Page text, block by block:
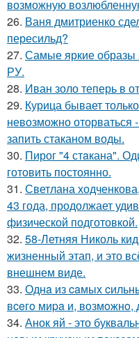
возможную
26. Ваня дмитриенко
пересильд?
27. Самые яркие образы
РУ.
28. Иван золо теперь в
29. Курица бывает
невозможно оторваться
запить стаканом воды.
30. Пирог "4 стaкана".
готовить постоянно.
31. Светлана
43 года, продолжает
физической подготовкой.
32. 58-Летняя Николь
жизненный этап, и это
внешнем виде.
33. Однa из caмых
вceгo миpa и,
34. Анок яй - это